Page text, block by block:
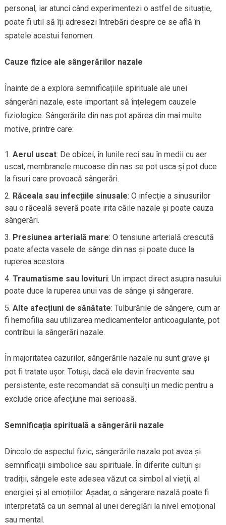
personal, iar atunci când experimentezi o astfel de situație,
poate fi util să îți adresezi întrebări despre ce se află în
spatele acestui fenomen.
Cauze fizice ale sângerărilor nazale
Înainte de a explora semnificațiile spirituale ale unei
sângerări nazale, este important să înțelegem cauzele
fiziologice. Sângerările din nas pot apărea din mai multe
motive, printre care:
Aerul uscat: De obicei, în lunile reci sau în medii cu aer
uscat, membranele mucoase din nas se pot usca și pot duce
la fisuri care provoacă sângerări.
Răceala sau infecțiile sinusale: O infecție a sinusurilor
sau o răceală severă poate irita căile nazale și poate cauza
sângerări.
Presiunea arterială mare: O tensiune arterială crescută
poate afecta vasele de sânge din nas și poate duce la
ruperea acestora.
Traumatisme sau lovituri: Un impact direct asupra nasului
poate duce la ruperea unui vas de sânge și sângerare.
Alte afecțiuni de sănătate: Tulburările de sângere, cum ar
fi hemofilia sau utilizarea medicamentelor anticoagulante, pot
contribui la sângerări nazale.
În majoritatea cazurilor, sângerările nazale nu sunt grave și
pot fi tratate ușor. Totuși, dacă ele devin frecvente sau
persistente, este recomandat să consulți un medic pentru a
exclude orice afecțiune mai serioasă.
Semnificația spirituală a sângerării nazale
Dincolo de aspectul fizic, sângerările nazale pot avea și
semnificații simbolice sau spirituale. În diferite culturi și
tradiții, sângele este adesea văzut ca simbol al vieții, al
energiei și al emoțiilor. Așadar, o sângerare nazală poate fi
interpretată ca un semnal al unei dereglări la nivel emoțional
sau mental.